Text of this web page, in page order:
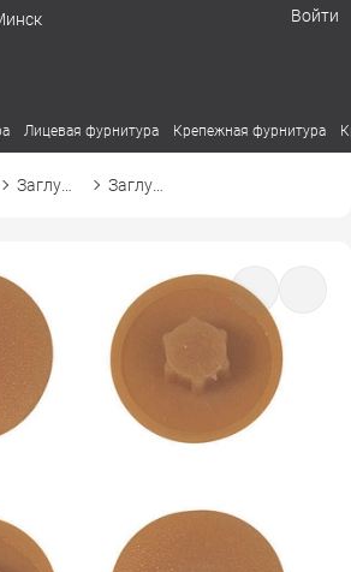
Войти
Лицевая фурнитура Крепежная фурнитура